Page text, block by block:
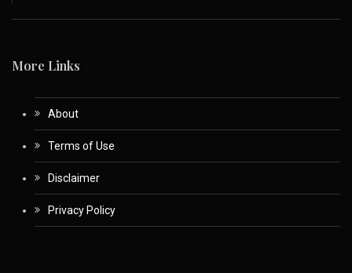
More Links
About
Terms of Use
Disclaimer
Privacy Policy